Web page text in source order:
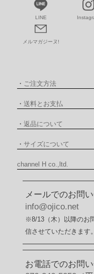
LINE
メルマガジーヌ!
・ ご注文方法
・ 送料とお支払
・ 返品について
・ サイズについて
channel H co.,ltd.
メールでのお問
info@ojico.net
※8/13（木）以降のお
信させていただきます。
お電話でのお問